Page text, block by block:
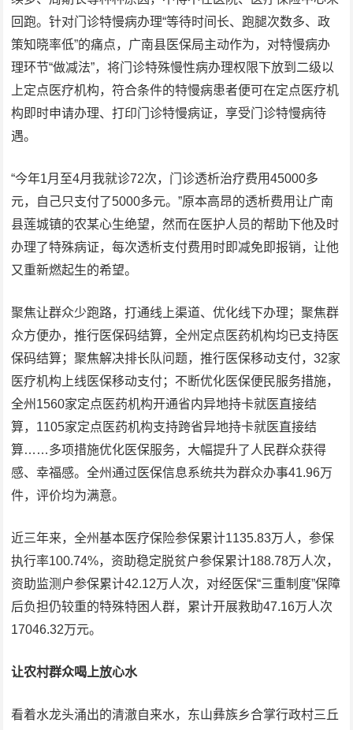
回跑。针对门诊特慢病办理“等待时间长、跑腿次数多、政
策知晓率低”的痛点，广南县医保局主动作为，对特慢病办
理环节“做减法”，将门诊特殊慢性病办理权限下放到二级以
上定点医疗机构，符合条件的特慢病患者便可在定点医疗机
构即时申请办理、打印门诊特慢病证，享受门诊特慢病待
遇。
“今年1月至4月我就诊72次，门诊透析治疗费用45000多
元，自己只支付了5000多元。”原本高昂的透析费用让广南
县莲城镇的农某心生绝望，然而在医护人员的帮助下他及时
办理了特殊病证，每次透析支付费用时即减免即报销，让他
又重新燃起生的希望。
聚焦让群众少跑路，打通线上渠道、优化线下办理；聚焦群
众方便办，推行医保码结算，全州定点医药机构均已支持医
保码结算；聚焦解决排长队问题，推行医保移动支付，32家
医疗机构上线医保移动支付；不断优化医保便民服务措施，
全州1560家定点医药机构开通省内异地持卡就医直接结
算，1105家定点医药机构支持跨省异地持卡就医直接结
算……多项措施优化医保服务，大幅提升了人民群众获得
感、幸福感。全州通过医保信息系统共为群众办事41.96万
件，评价均为满意。
近三年来，全州基本医疗保险参保累计1135.83万人，参保
执行率100.74%，资助稳定脱贫户参保累计188.78万人次，
资助监测户参保累计42.12万人次，对经医保“三重制度”保障
后负担仍较重的特殊特困人群，累计开展救助47.16万人次
17046.32万元。
让农村群众喝上放心水
看着水龙头涌出的清澈自来水，东山彝族乡合掌行政村三丘